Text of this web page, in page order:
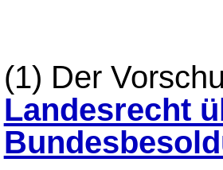
(1) Der
Landesrecht